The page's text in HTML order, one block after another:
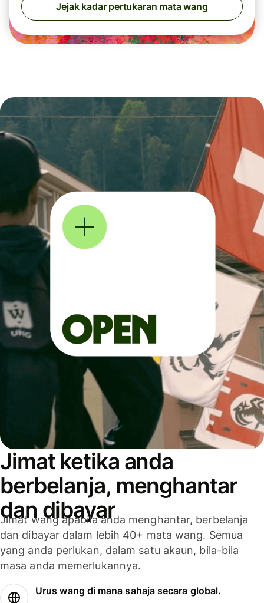
Jejak kadar pertukaran mata wang
Jimat ketika anda
berbelanja, menghantar
dan dibayar
Jimat wang apabila anda menghantar, berbelanja
dan dibayar dalam lebih 40+ mata wang. Semua
yang anda perlukan, dalam satu akaun, bila-bila
masa anda memerlukannya.
Urus wang di mana sahaja secara global.